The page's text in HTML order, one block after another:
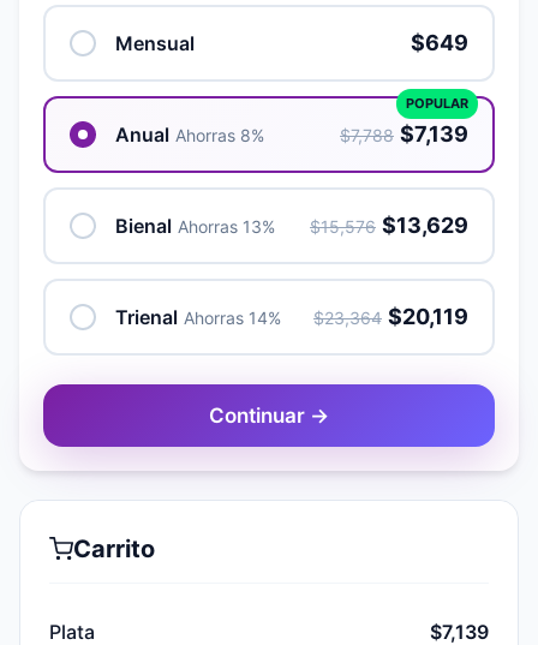
Mensual $649
Anual Ahorras 8% $7,788 $7,139
POPULAR
Bienal Ahorras 13% $15,576 $13,629
Trienal Ahorras 14% $23,364 $20,119
Continuar →
Carrito
Plata $7,139